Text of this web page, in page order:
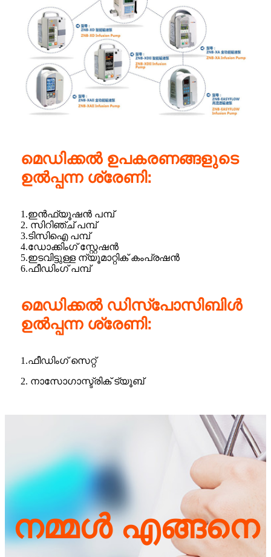
മെഡിക്കൽ ഉപകരണങ്ങളുടെ
ഉൽപ്പന്ന ശ്രേണി:
1.ഇൻഫ്യൂഷൻ പമ്പ്
2. സിറിഞ്ച് പമ്പ്
3.ടിസിഐ പമ്പ്
4.ഡോക്കിംഗ് സ്റ്റേഷൻ
5.ഇടവിട്ടുള്ള ന്യൂമാറ്റിക് കംപ്രഷൻ
6.ഫീഡിംഗ് പമ്പ്
മെഡിക്കൽ ഡിസ്പോസിബിൾ
ഉൽപ്പന്ന ശ്രേണി:
1.ഫീഡിംഗ് സെറ്റ്
2. നാസോഗാസ്ട്രിക് ട്യൂബ്
നമ്മൾ എങ്ങനെ